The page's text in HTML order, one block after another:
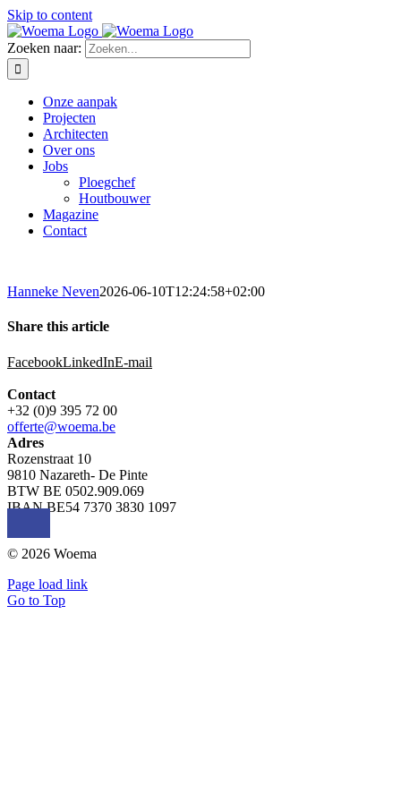
Skip to content
Zoeken naar:
Onze aanpak
Projecten
Architecten
Over ons
Jobs
Ploegchef
Houtbouwer
Magazine
Contact
Hanneke Neven2026-06-10T12:24:58+02:00
Share this article
FacebookLinkedInE-mail
Contact
+32 (0)9 395 72 00
offerte@woema.be
Adres
Rozenstraat 10
9810 Nazareth- De Pinte
BTW BE 0502.909.069
IBAN BE54 7370 3830 1097
© 2026 Woema
Page load link
Go to Top